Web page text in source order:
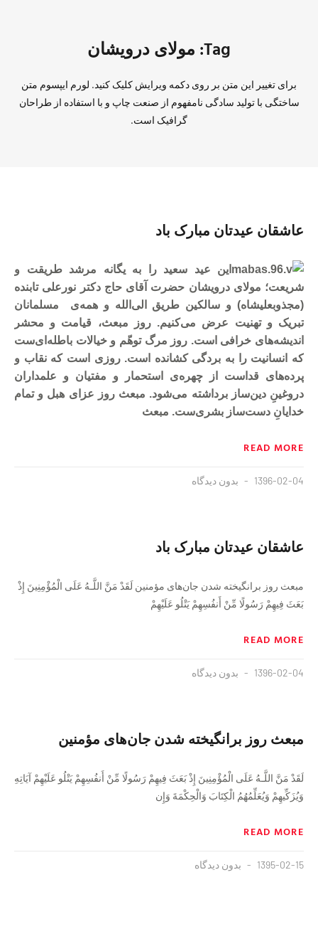
Tag: مولای درویشان
برای تغییر این متن بر روی دکمه ویرایش کلیک کنید. لورم ایپسوم متن
ساختگی با تولید سادگی نامفهوم از صنعت چاپ و با استفاده از طراحان
گرافیک است.
عاشقان عیدتان مبارک باد
این عید سعید را به یگانه مرشد طریقت و
شریعت؛ مولای درویشان حضرت آقای حاج دکتر نورعلی تابنده
(مجذوبعلیشاه) و سالکین طریق الی‌‌الله و همه‌ی مسلمانان
تبریک و تهنیت عرض می‌کنیم. روز مبعث، قیامت و محشر
اندیشه‌های خرافی است. روز مرگ توهّم و خیالات باطله‌ای‌ست
که انسانیت را به بردگی کشانده است. روزی است که نقاب و
پرده‌های قداست از چهره‌ی استحمار و مفتیان و علمداران
دروغینِ دین‌ساز برداشته می‌شود. مبعث روز عزای هبل و تمام
خدایانِ دست‌ساز بشری‌ست. مبعث
READ MORE
1396-02-04 بدون دیدگاه
عاشقان عیدتان مبارک باد
مبعث روز برانگیخته شدن جان‌های مؤمنین لَقَدْ مَنَّ اللَّـهُ عَلَى الْمُؤْمِنِينَ إِذْ
بَعَثَ فِيهِمْ رَ‌سُولًا مِّنْ أَنفُسِهِمْ يَتْلُو عَلَيْهِمْ
READ MORE
1396-02-04 بدون دیدگاه
مبعث روز برانگیخته شدن جان‌های مؤمنین
لَقَدْ مَنَّ اللَّـهُ عَلَى الْمُؤْمِنِينَ إِذْ بَعَثَ فِيهِمْ رَ‌سُولًا مِّنْ أَنفُسِهِمْ يَتْلُو عَلَيْهِمْ آيَاتِهِ
وَيُزَكِّيهِمْ وَيُعَلِّمُهُمُ الْكِتَابَ وَالْحِكْمَةَ وَإِن
READ MORE
1395-02-15 بدون دیدگاه